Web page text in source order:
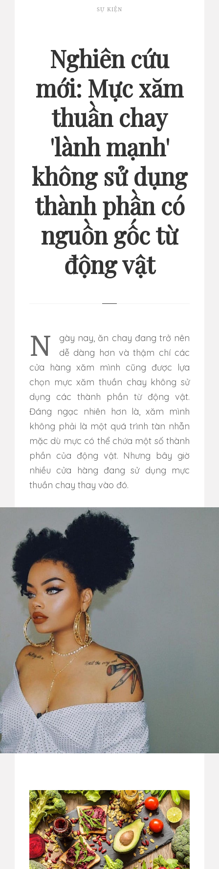
SỰ KIỆN
Nghiên cứu
mới: Mực xăm
thuần chay
'lành mạnh'
không sử dụng
thành phần có
nguồn gốc từ
động vật
Ngày nay, ăn chay đang trở nên
dễ dàng hơn và thậm chí các
cửa hàng xăm mình cũng được lựa
chọn mực xăm thuần chay không sử
dụng các thành phần từ động vật.
Đáng ngạc nhiên hơn là, xăm mình
không phải là một quá trình tàn nhẫn
mặc dù mực có thể chứa một số thành
phần của động vật. Nhưng bây giờ
nhiều cửa hàng đang sử dụng mực
thuần chay thay vào đó.